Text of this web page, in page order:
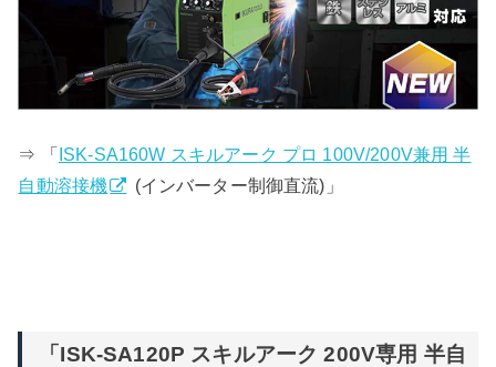
⇒ 「ISK-SA160W スキルアーク プロ 100V/200V兼用 半
自動溶接機
(インバーター制御直流)」
「ISK-SA120P スキルアーク 200V専用 半自